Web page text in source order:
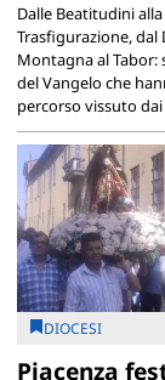
Dalle Beatitudini alla
Trasfigurazione, dal
Montagna al Tabor:
del Vangelo che
percorso vissuto dai
DIOCESI
Piacenza